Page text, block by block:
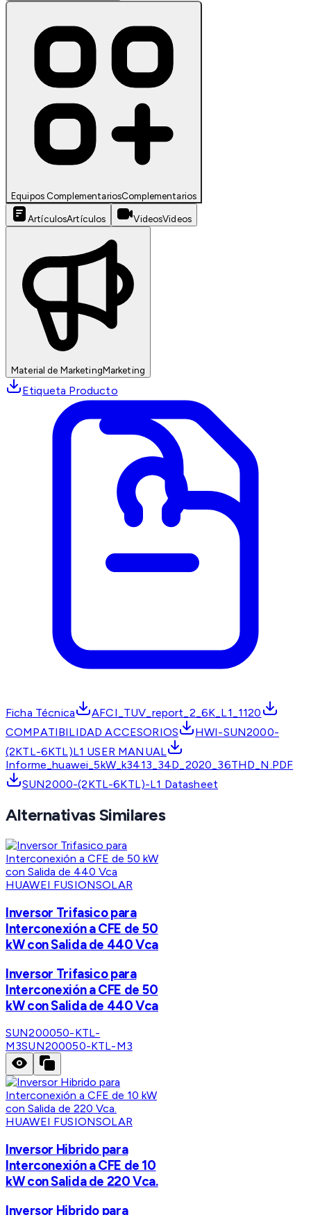
Equipos ComplementariosComplementarios
ArtículosArtículos VideosVideos
Material de MarketingMarketing
Etiqueta Producto
Ficha Técnica
AFCI_TUV_report_2_6K_L1_1120
COMPATIBILIDAD ACCESORIOS
HWI-SUN2000-
(2KTL-6KTL)L1 USER MANUAL
Informe_huawei_5kW_k3413_34D_2020_36THD_N.PDF
SUN2000-(2KTL-6KTL)-L1 Datasheet
Alternativas Similares
HUAWEI FUSIONSOLAR
Inversor Trifasico para
Interconexión a CFE de 50
kW con Salida de 440 Vca
Inversor Trifasico para
Interconexión a CFE de 50
kW con Salida de 440 Vca
SUN200050-KTL-
M3SUN200050-KTL-M3
HUAWEI FUSIONSOLAR
Inversor Hibrido para
Interconexión a CFE de 10
kW con Salida de 220 Vca.
Inversor Hibrido para